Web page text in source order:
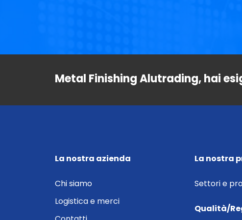
Metal Finishing Alutrading, hai
La nostra azienda
Chi siamo
Logistica e merci
La nostra
Settori e
Qualità/